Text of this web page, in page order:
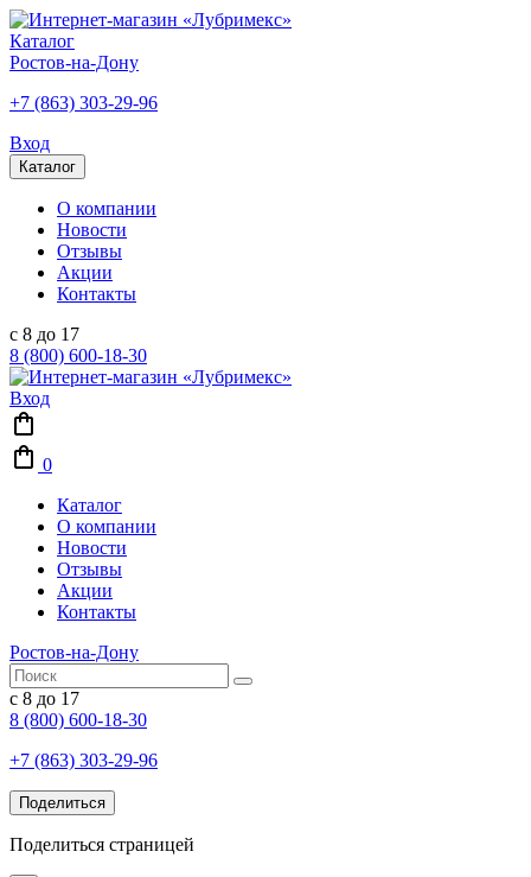
Каталог
Ростов-на-Дону
+7 (863) 303-29-96
Вход
Каталог
О компании
Новости
Отзывы
Акции
Контакты
с 8 до 17
8 (800) 600-18-30
Вход
0
Каталог
О компании
Новости
Отзывы
Акции
Контакты
Ростов-на-Дону
с 8 до 17
8 (800) 600-18-30
+7 (863) 303-29-96
Поделиться
Поделиться страницей